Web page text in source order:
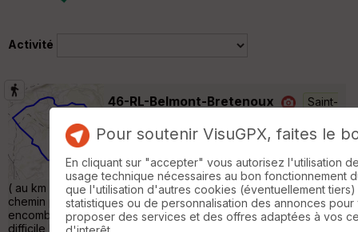
Activité
46-RL-Belmont-Bretenoux
Saint-
Randonnée Pédestre 9 km 250 m
Départ: place de la mairie 9 km avec 311 m
de dénivelé positif, petites routes et chemins
( au km 5 environ, après un petit terrain de moto-cross, le
chemin part à droite, balisé trait rouge dans carré blanc
encombré de troncs et de ronces et relativement raide est
difficile ! ) La première partie, de la mairie on part à gauche vers
Pour soutenir VisuGPX, faites le
En cliquant sur "accepter" vous autorisez l'utilisation
usage technique nécessaires au bon fonctionnement
que l'utilisation d'autres cookies (éventuellement
statistiques ou de personnalisation des annonces pour
proposer des services et des offres adaptées à vos